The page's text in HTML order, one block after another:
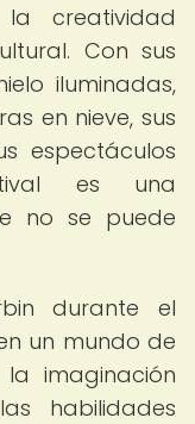
creatividad
Con sus
iluminadas,
en nieve, sus
espectáculos
es una
no se puede
durante el
un mundo de
imaginación
habilidades